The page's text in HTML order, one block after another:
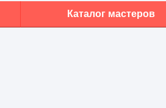
Каталог мастеров